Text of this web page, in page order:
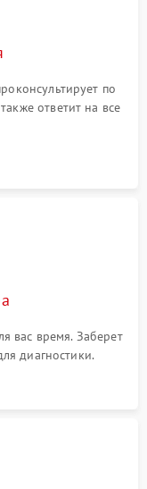
по
ответит на все
вас время. Заберет
диагностики.